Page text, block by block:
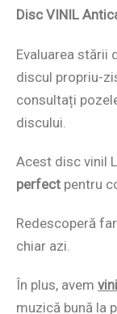
Disc VINIL
Evaluarea stării
discul propriu-
consultați
discului.
Acest disc vinil
perfect pentru
Redescoperă
chiar azi.
În plus, avem
muzică bună la